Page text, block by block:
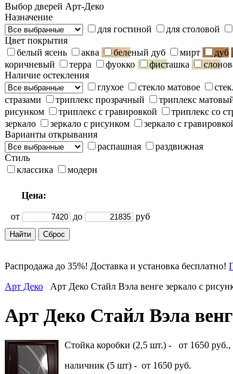
Выбор дверей Арт-Деко
Назначение
для гостиной
для столовой
Цвет покрытия
белый ясень
аква беленый дуб мирт дуб
коричневый
терра фуокко фисташка
Наличие остекления
глухое
стекло матовое
стразами
триплекс прозрачный триплекс
рисунком
триплекс с гравировкой триплекс со
зеркало
зеркало с рисунком зеркало с
Варианты открывания
распашная
раздвижная
Стиль
классика
модерн
Цена:
от до руб
Распродажа до 35%! Доставка и установка бесплатно!
Арт Деко
Арт Деко Стайл Вэла венге зеркало с
Арт Деко Стайл Вэла
Стойка коробки (2,5 шт.) - от 1650 руб.,
наличник (5 шт) - от 1650 руб.